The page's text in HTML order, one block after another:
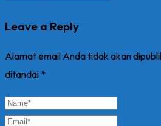
Leave a Reply
Alamat email Anda tidak akan
ditandai *